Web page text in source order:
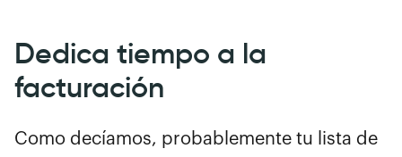
Dedica tiempo a la
facturación
Como decíamos, probablemente tu lista de